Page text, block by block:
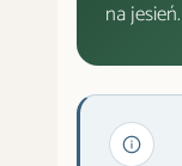
na jesień.